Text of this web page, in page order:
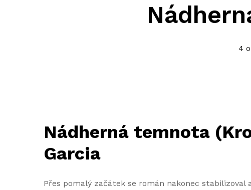
4
Nádherná temnota
Garcia
Přes pomalý začátek se román nakonec